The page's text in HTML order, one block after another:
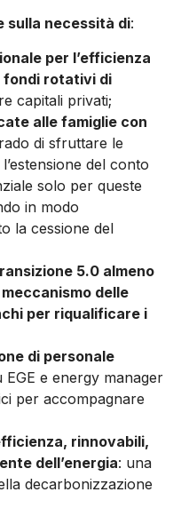
sulla necessità di:
per l’efficienza
rotativi di
capitali privati;
alle famiglie con
di sfruttare le
del conto
solo per queste
in modo
la cessione del
5.0 almeno
delle
per riqualificare i
di personale
EGE e energy manager
per accompagnare
rinnovabili,
dell’energia: una
decarbonizzazione